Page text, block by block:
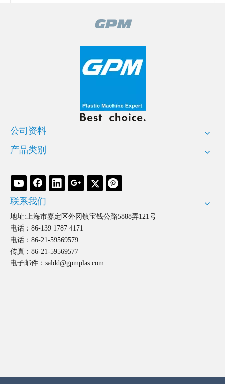
公司资料
产品类别
联系我们
地址:上海市嘉定区外冈镇宝钱公路5888弄121号
电话：86-139 1787 4171
电话：86-21-59569579
传真：86-21-59569577
电子邮件： saldd@gpmplas.com